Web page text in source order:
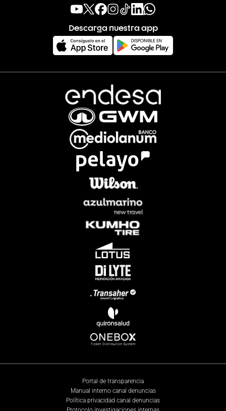
Descarga nuestra app
Portal de transparencia
Manual interno canal denuncias
Política privacidad canal denuncias